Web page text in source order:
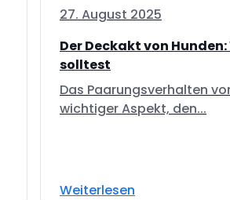
27. August 2025
Der Deckakt von
solltest
Das Paarungsverhalten
wichtiger Aspekt, den...
Weiterlesen